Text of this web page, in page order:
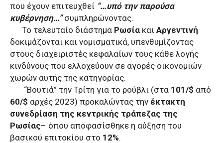
που έχουν επιτευχθεί “…υπό την παρούσα
κυβέρνηση…”συμπληρώνοντας.
Το τελευταίο διάστημα Ρωσία και Αργεντινή
δοκιμάζονται και νομισματικά, υπενθυμίζοντας
στους διαχειριστές κεφαλαίων τους κάθε λογής
κινδύνους που ελλοχεύουν σε αγορές οικονομιών
χωρών αυτής της κατηγορίας.
“Βουτιά” την Τρίτη για το ρούβλι (στα 101/$ από
60/$ αρχές 2023) προκαλώντας την έκτακτη
συνεδρίαση της κεντρικής τράπεζας της
Ρωσίας– όπου αποφασίσθηκε η αύξηση του
βασικού επιτοκίου στο 12%.